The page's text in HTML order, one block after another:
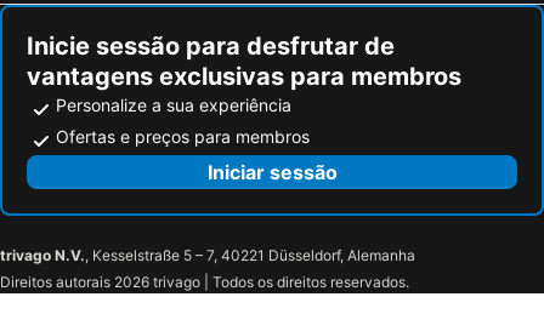
Inicie sessão para desfrutar de
vantagens exclusivas para membros
Personalize a sua experiência
Ofertas e preços para membros
Iniciar sessão
trivago N.V., Kesselstraße 5 – 7, 40221 Düsseldorf, Alemanha
Direitos autorais 2026 trivago | Todos os direitos reservados.